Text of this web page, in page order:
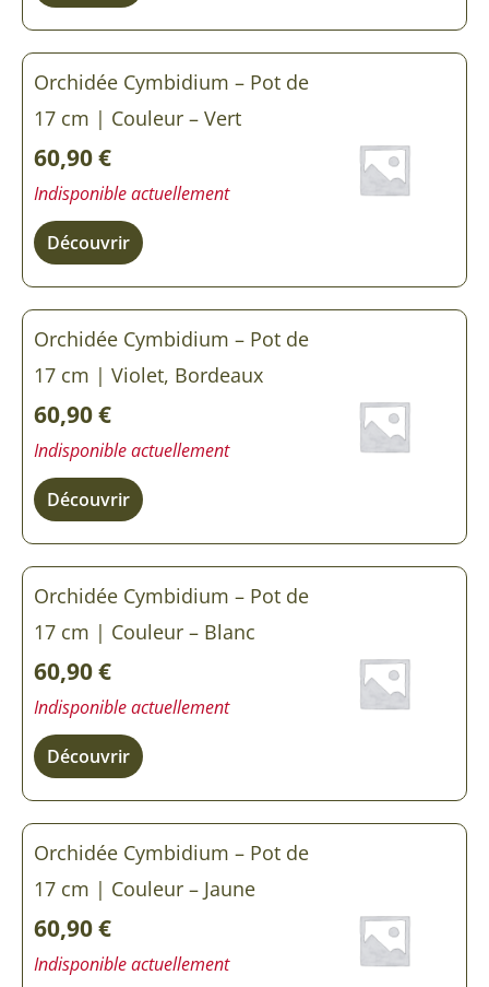
Orchidée Cymbidium – Pot de
17 cm | Couleur – Vert
60,90€
Indisponible actuellement
Découvrir
Orchidée Cymbidium – Pot de
17 cm | Violet, Bordeaux
60,90€
Indisponible actuellement
Découvrir
Orchidée Cymbidium – Pot de
17 cm | Couleur – Blanc
60,90€
Indisponible actuellement
Découvrir
Orchidée Cymbidium – Pot de
17 cm | Couleur – Jaune
60,90€
Indisponible actuellement